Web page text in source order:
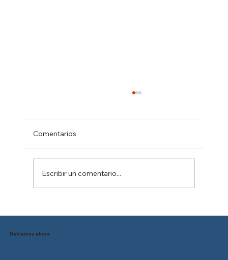
Comentarios
Escribir un comentario...
Hablemos ahora